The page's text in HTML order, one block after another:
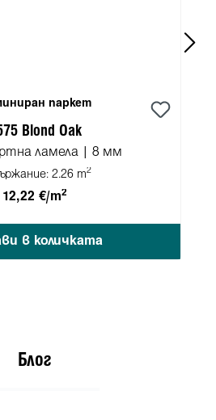
паркет
Blond Oak
ламела | 8 мм
2.26 m2
12,22 €/m2
в количката
Блог